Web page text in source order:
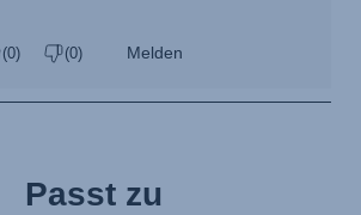
Passt zu